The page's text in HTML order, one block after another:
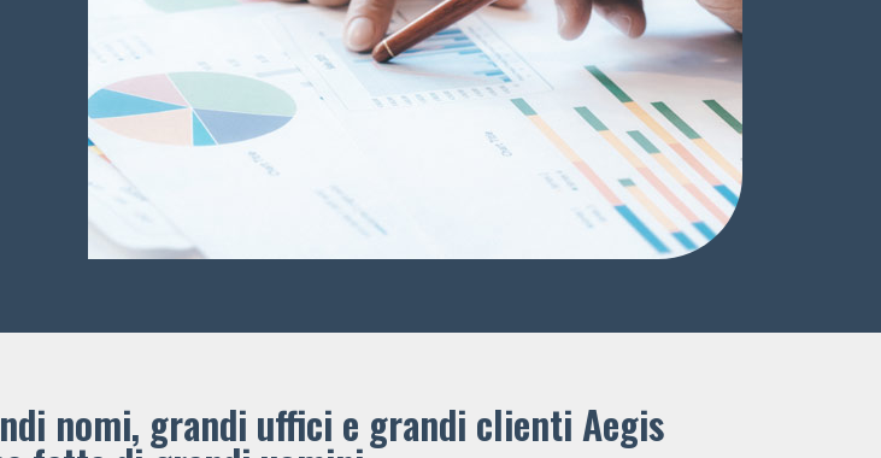
nomi, grandi uffici e grandi clienti ​Aegis